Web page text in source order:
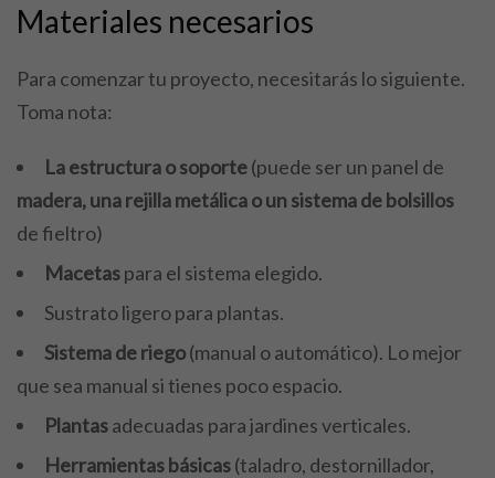
Materiales necesarios
Para comenzar tu proyecto, necesitarás lo siguiente.
Toma nota:
La estructura o soporte(puede ser un panel de
madera, una rejilla metálica o un sistema de bolsillos
de fieltro)
Macetaspara el sistema elegido.
Sustrato ligero para plantas.
Sistema de riego(manual o automático). Lo mejor
que sea manual si tienes poco espacio.
Plantasadecuadas para jardines verticales.
Herramientas básicas(taladro, destornillador,